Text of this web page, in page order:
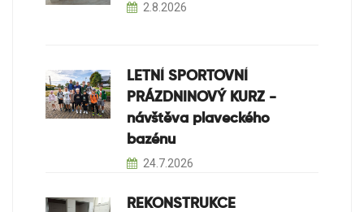
2.8.2026
LETNÍ SPORTOVNÍ
PRÁZDNINOVÝ KURZ -
návštěva plaveckého
bazénu
24.7.2026
REKONSTRUKCE